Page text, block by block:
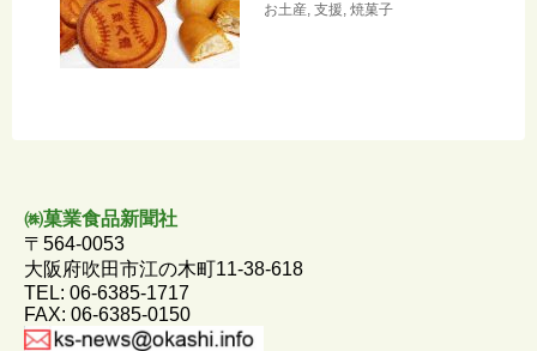
お土産, 支援, 焼菓子
㈱菓業食品新聞社
〒564-0053
大阪府吹田市江の木町11-38-618
TEL: 06-6385-1717
FAX: 06-6385-0150